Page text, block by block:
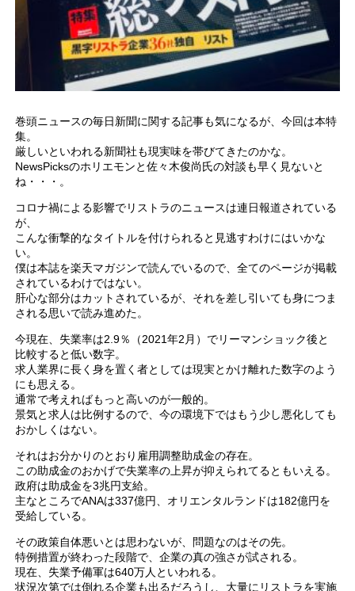
巻頭ニュースの毎日新聞に関する記事も気になるが、今回は本特
集。
厳しいといわれる新聞社も現実味を帯びてきたのかな。
NewsPicksのホリエモンと佐々木俊尚氏の対談も早く見ないと
ね・・・。
コロナ禍による影響でリストラのニュースは連日報道されている
が、
こんな衝撃的なタイトルを付けられると見逃すわけにはいかな
い。
僕は本誌を楽天マガジンで読んでいるので、全てのページが掲載
されているわけではない。
肝心な部分はカットされているが、それを差し引いても身につま
される思いで読み進めた。
今現在、失業率は2.9％（2021年2月）でリーマンショック後と
比較すると低い数字。
求人業界に長く身を置く者としては現実とかけ離れた数字のよう
にも思える。
通常で考えればもっと高いのが一般的。
景気と求人は比例するので、今の環境下ではもう少し悪化しても
おかしくはない。
それはお分かりのとおり雇用調整助成金の存在。
この助成金のおかげで失業率の上昇が抑えられてるともいえる。
政府は助成金を3兆円支給。
主なところでANAは337億円、オリエンタルランドは182億円を
受給している。
その政策自体悪いとは思わないが、問題なのはその先。
特例措置が終わった段階で、企業の真の強さが試される。
現在、失業予備軍は640万人といわれる。
状況次第では倒れる企業も出るだろうし、大量にリストラを実施